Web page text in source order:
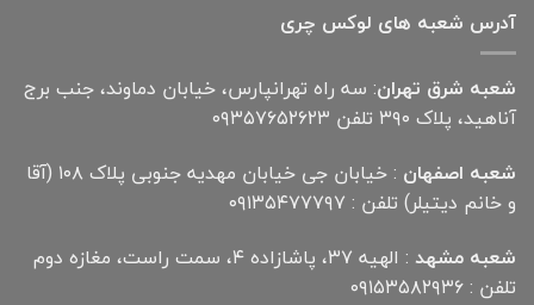
آدرس شعبه های لوکس چری
شعبه شرق تهران: سه راه تهرانپارس، خیابان دماوند، جنب برج
آناهید، پلاک ۳۹۰ تلفن ۰۹۳۵۷۶۵۲۶۲۳
شعبه اصفهان
: خیابان جی خیابان مهدیه جنوبی پلاک ۱۰۸ (آقا
و خانم دیتیلر) تلفن : ۰۹۱۳۵۴۷۷۷۹۷
شعبه مشهد
: الهیه ۳۷، پاشازاده ۴، سمت راست، مغازه دوم
تلفن : ۰۹۱۵۳۵۸۲۹۳۶